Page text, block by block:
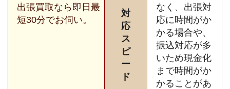
出張買取なら即日最
短30分でお伺い。
対
応
ス
ピ
ー
ド
なく、出張対
応に時間がか
かる場合や、
振込対応が多
いため現金化
まで時間がか
かることがあ